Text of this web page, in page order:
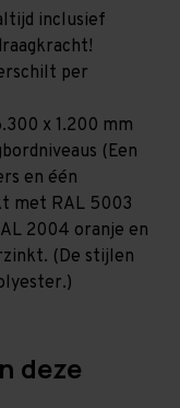
inclusief
per
x 1.200 mm
(Een
en één
met RAL 5003
2004 oranje en
(De stijlen
deze